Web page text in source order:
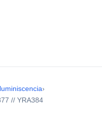
›
// YRA384